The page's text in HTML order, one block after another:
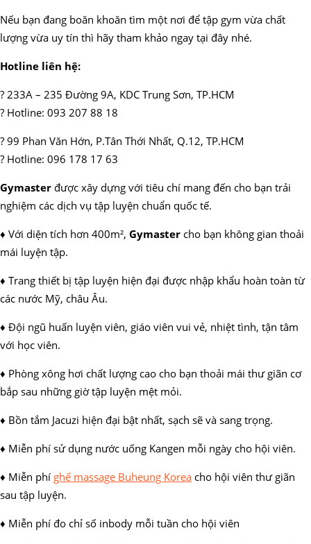
Nếu bạn đang boăn khoăn tìm một nơi để tập gym vừa chất
lượng vừa uy tín thì hãy tham khảo ngay tại đây nhé.
Hotline liên hệ:
? 233A – 235 Đường 9A, KDC Trung Sơn, TP.HCM
? Hotline: 093 207 88 18
? 99 Phan Văn Hớn, P.Tân Thới Nhất, Q.12, TP.HCM
? Hotline: 096 178 17 63
Gymaster được xây dựng với tiêu chí mang đến cho bạn trải
nghiệm các dịch vụ tập luyện chuẩn quốc tế.
♦ Với diện tích hơn 400m², Gymaster cho bạn không gian thoải
mái luyện tập.
♦ Trang thiết bị tập luyện hiện đại được nhập khẩu hoàn toàn từ
các nước Mỹ, châu Âu.
♦ Đội ngũ huấn luyện viên, giáo viên vui vẻ, nhiệt tình, tận tâm
với học viên.
♦ Phòng xông hơi chất lượng cao cho bạn thoải mái thư giãn cơ
bắp sau những giờ tập luyện mệt mỏi.
♦ Bồn tắm Jacuzi hiện đại bật nhất, sạch sẽ và sang trọng.
♦ Miễn phí sử dụng nước uống Kangen mỗi ngày cho hội viên.
♦ Miễn phí ghế massage Buheung Korea cho hội viên thư giãn
sau tập luyện.
♦ Miễn phí đo chỉ số inbody mỗi tuần cho hội viên